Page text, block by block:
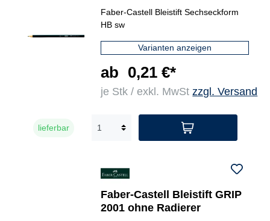
Faber-Castell Bleistift Sechseckform
HB sw
Varianten anzeigen
ab 0,21 €*
je Stk / exkl. MwStzzgl. Versand
lieferbar
Faber-Castell Bleistift GRIP
2001 ohne Radierer